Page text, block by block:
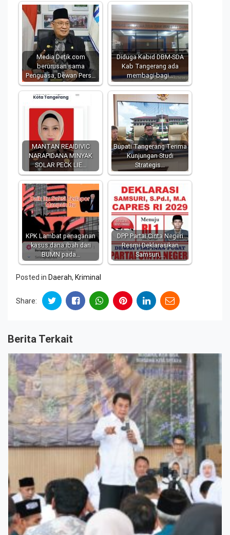
Media Detik.com
berurusan sama
Penguasa, Dewan Pers…
Diduga Kabid DBM-SDA
Kab Tangerang ada
membagi-bagi…
MANTAN REAIDIVIC
NARAPIDANA MINYAK
SOLAR PECK LIE…
Bupati Tangerang Terima
Kunjungan Studi
Strategis…
KPK Lambat penaganan
kasus dana ibah dari
BUMN pada…
DPP Partai Cinta Negeri
Resmi Deklarasikan
Samsuri,…
Posted in Daerah, Kriminal
Share:
Berita Terkait